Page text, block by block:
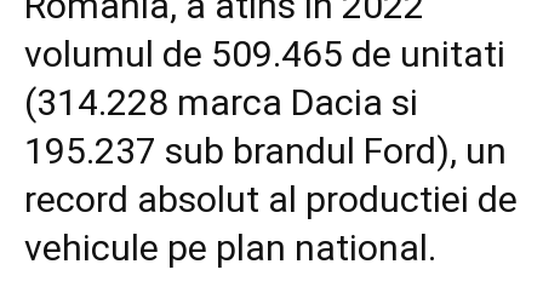
volumul de 509.465 de unitati
(314.228 marca Dacia si
195.237 sub brandul Ford), un
record absolut al productiei de
vehicule pe plan national.